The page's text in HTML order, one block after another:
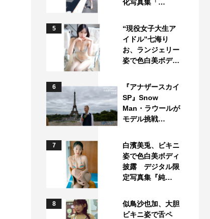
化写真集「…
5
“現役女子大生ア
イドル”七海り
お、ランジェリー
姿で色白美ボデ…
6
『アナザースカイ
SP』Snow
Man・ラウールが
モデル挑戦…
7
白濱美兎、ビキニ
姿で色白美ボディ
披露 デジタル限
定写真集『純…
8
似鳥沙也加、大胆
ビキニ姿で舌ペ